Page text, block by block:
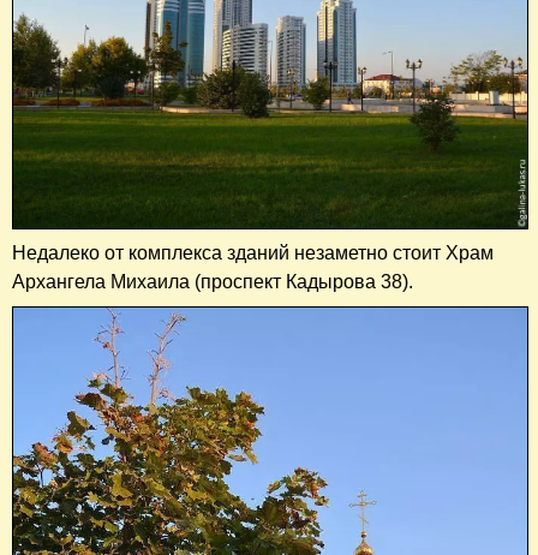
Недалеко от комплекса зданий незаметно стоит Храм
Архангела Михаила (проспект Кадырова 38).